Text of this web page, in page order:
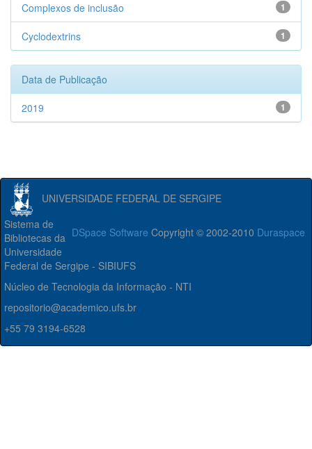
1
Complexos de inclusão
1
Cyclodextrins
Data de Publicação
1
2019
UNIVERSIDADE FEDERAL DE SERGIPE
DSpace Software Copyright © 2002-2010 Duraspace
Sistema de
Bibliotecas da
Universidade
Federal de Sergipe - SIBIUFS
Núcleo de Tecnologia da Informação - NTI
repositorio@academico.ufs.br
+55 79 3194-6528